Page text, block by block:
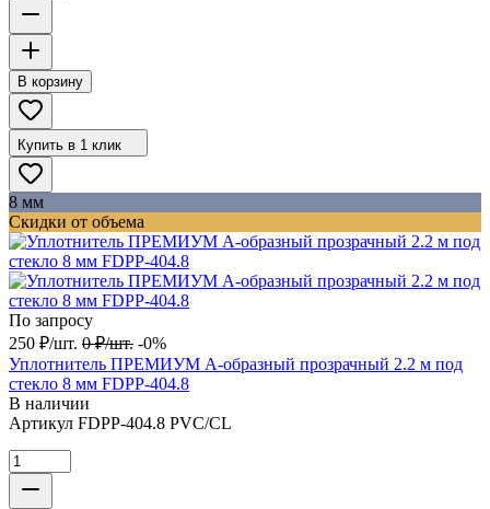
В корзину
Купить в 1 клик
8 мм
Скидки от объема
По запросу
250 ₽/шт. 0 ₽/шт. -0%
Уплотнитель ПРЕМИУМ А-образный прозрачный 2.2 м под
стекло 8 мм FDPP-404.8
В наличии
Артикул FDPP-404.8 PVC/CL